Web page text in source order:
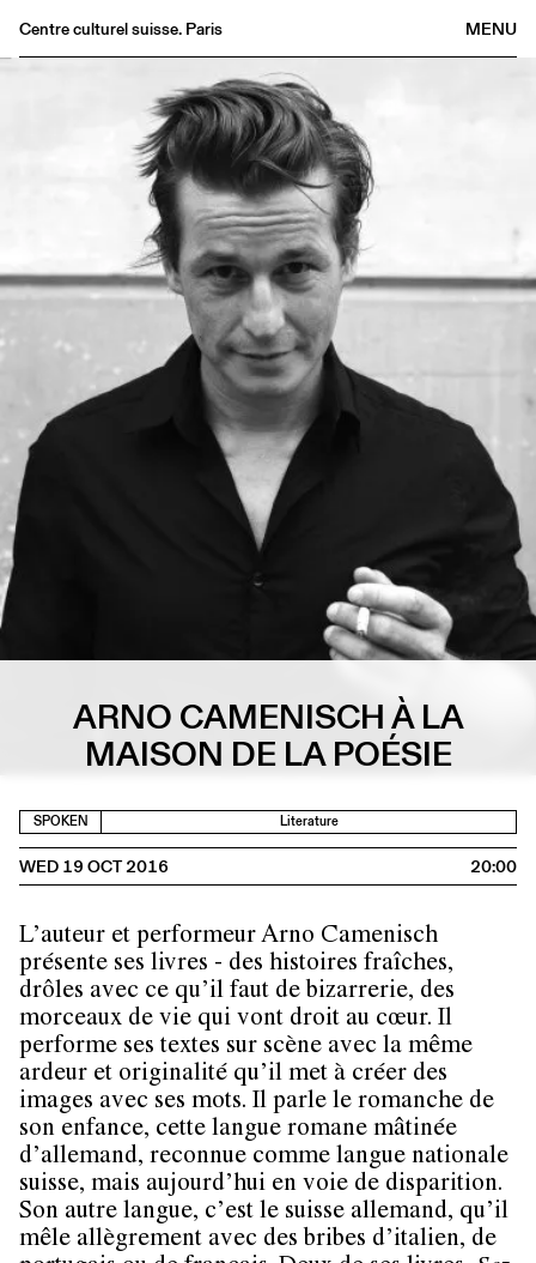
MENU
Centre culturel suisse. Paris
Publications
EN
ARNO CAMENISCH À LA
MAISON DE LA POÉSIE
SPOKEN Literature
WED 19 OCT 2016 20:00
L’auteur et performeur Arno Camenisch
présente ses livres - des histoires fraîches,
drôles avec ce qu’il faut de bizarrerie, des
morceaux de vie qui vont droit au cœur. Il
performe ses textes sur scène avec la même
ardeur et originalité qu’il met à créer des
images avec ses mots. Il parle le romanche de
son enfance, cette langue romane mâtinée
d’allemand, reconnue comme langue nationale
suisse, mais aujourd’hui en voie de disparition.
Son autre langue, c’est le suisse allemand, qu’il
mêle allègrement avec des bribes d’italien, de